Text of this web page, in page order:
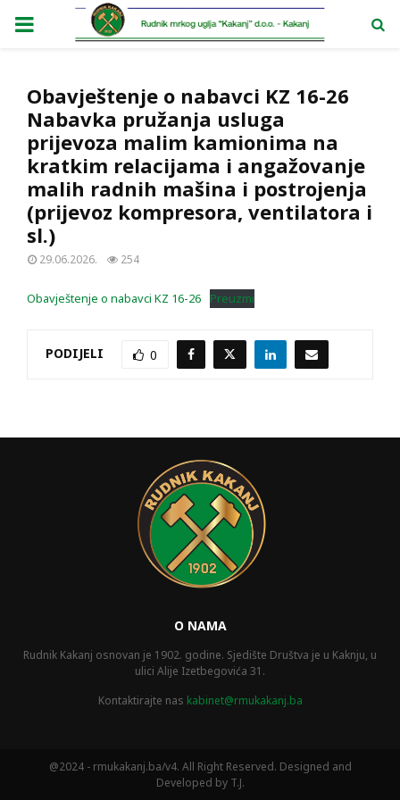
PRIMARY
Obavještenje o nabavci KZ 16-26
Nabavka pružanja usluga
prijevoza malim kamionima na
kratkim relacijama i angažovanje
malih radnih mašina i postrojenja
(prijevoz kompresora, ventilatora i
sl.)
29.06.2026. 254
Obavještenje o nabavci KZ 16-26 Preuzmi
PODIJELI 0
O NAMA
Rudnik Kakanj osnovan je 1902. godine. Sjedište Društva je u Kaknju, u
ulici Alije Izetbegovića 31.
Kontaktirajte nas kabinet@rmukakanj.ba
@2024 - rmukakanj.ba/v4. All Right Reserved. Designed and
Developed by T.J.